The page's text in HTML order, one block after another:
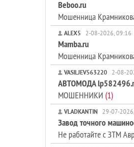
Beboo.ru
Мошенница
ALEX5 2-08-2026, 09:16
Mamba.ru
Мошенница
VASILJEV563220 2-08-
АВТОМОДА
МОШЕННИКИ (1)
VLADKANTIN 29-07-
Завод точного
Не работайте с ЗТМ